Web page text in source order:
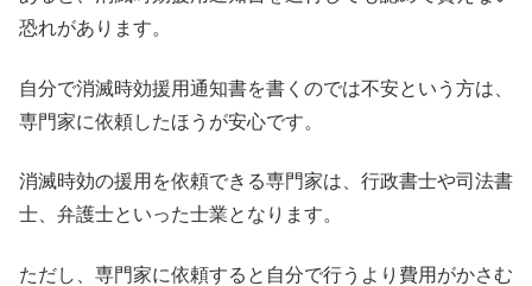
恐れがあります。
自分で消滅時効援用通知書を書くのでは不安という方は、
専門家に依頼したほうが安心です。
消滅時効の援用を依頼できる専門家は、行政書士や司法書
士、弁護士といった士業となります。
ただし、専門家に依頼すると自分で行うより費用がかさむ